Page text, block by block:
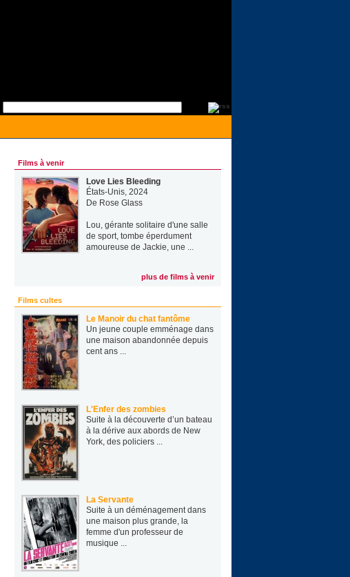
Films à venir
Love Lies Bleeding
États-Unis, 2024
De Rose Glass
Lou, gérante solitaire d'une salle
de sport, tombe éperdument
amoureuse de Jackie, une ...
plus de films à venir
Films cultes
Le Manoir du chat fantôme
Un jeune cou­ple emmé­nage dans
une mai­son aban­don­née depuis
cent ans ...
L'Enfer des zombies
Suite à la découverte d’un bateau
à la dérive aux abords de New
York, des policiers ...
La Servante
Suite à un déménagement dans
une maison plus grande, la
femme d'un professeur de
musique ...